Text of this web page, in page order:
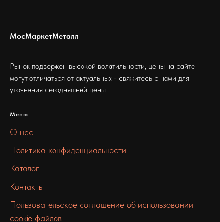
МосМаркетМеталл
Рынок подвержен высокой волатильности, цены на сайте
могут отличаться от актуальных - свяжитесь с нами для
уточнения сегодняшней цены
Меню
О нас
Политика конфиденциальности
Каталог
Контакты
Пользовательское соглашение об использовании
cookie файлов